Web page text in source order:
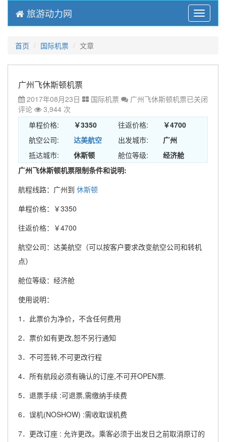
Menu
旅游动力网
首页 国际机票 文章
广州飞休斯顿机票
2017年08月23日 国际机票 广州飞休斯顿机票已关闭
评论
3,944 次
单程价格:
￥3350 往返价格:
￥4700
航空公司:
达美航空 出发城市:
广州
抵达城市:
休斯顿 舱位等级:
经济舱
广州飞休斯顿机票限制条件和说明:
航程线路：广州到 休斯顿
单程价格：￥3350
往返价格：￥4700
航空公司：达美航空（可以按客户要求改变航空公司和转机
点）
舱位等级：经济舱
使用说明：
1．此票价为净价，不含任何费用
2．票价如有更改,恕不另行通知
3．不可签转,不可更改行程
4．所有航段必须有确认的订座,不可开OPEN票.
5．退票手续 :可退票,需缴纳手续费
6．误机(NOSHOW) :需收取误机费
7．更改订座 : 允许更改。乘客必须于出发日之前取消原订的